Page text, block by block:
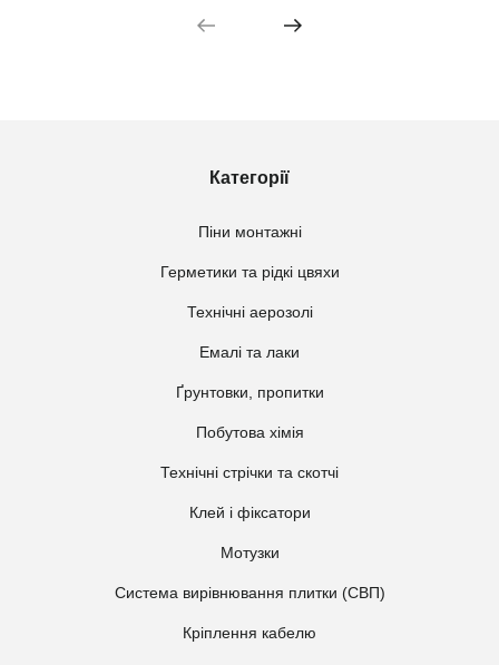
Категорії
Піни монтажні
Герметики та рідкі цвяхи
Технічні аерозолі
Емалі та лаки
Ґрунтовки, пропитки
Побутова хімія
Технічні стрічки та скотчі
Клей і фіксатори
Мотузки
Система вирівнювання плитки (СВП)
Кріплення кабелю